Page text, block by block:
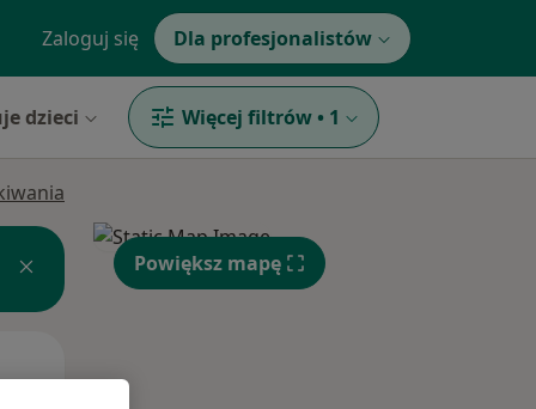
Zaloguj się Dla profesjonalistów
dzieci Więcej filtrów • 1
Powiększ mapę